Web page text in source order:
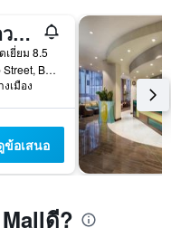
โรงแรมซาวอย เครสท์ อพาร์ตเมนต์
เยี่ยม 8.5
Al Mankhool 10b Street, Bur Dubai, ดูไบ, สหรัฐอาหรับเอมิเรตส์
เมือง
ข้อเสนอ
ดี?